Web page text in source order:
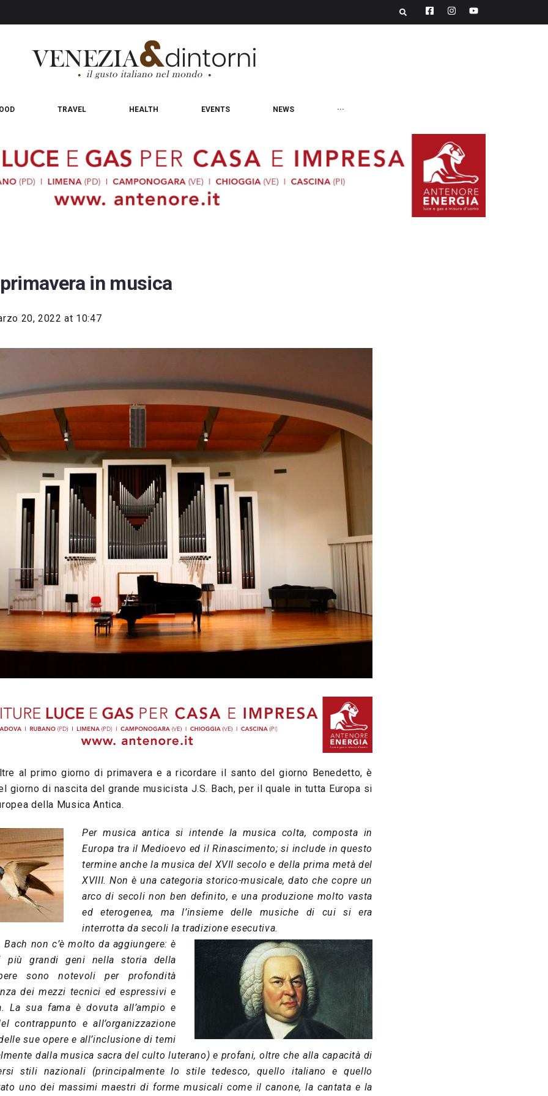
TRAVEL HEALTH EVENTS NEWS ···
in musica
20, 2022 at 10:47
al primo giorno di primavera e a ricordare il santo del giorno Benedetto, è
giorno di nascita del grande musicista J.S. Bach, per il quale in tutta Europa si
della Musica Antica.
Per musica antica si intende la musica colta, composta in
Europa tra il Medioevo ed il Rinascimento; si include in questo
termine anche la musica del XVII secolo e della prima metà del
XVIII. Non è una categoria storico-musicale, dato che copre un
arco di secoli non ben definito, e una produzione molto vasta
ed eterogenea, ma l’insieme delle musiche di cui si era
interrotta da secoli la tradizione esecutiva.
non c’è molto da aggiungere: è
più grandi geni nella storia della
sono notevoli per profondità
dei mezzi tecnici ed espressivi e
La sua fama è dovuta all’ampio e
contrappunto e all’organizzazione
sue opere e all’inclusione di temi
dalla musica sacra del culto luterano) e profani, oltre che alla capacità di
stili nazionali (principalmente lo stile tedesco, quello italiano e quello
uno dei massimi maestri di forme musicali come il canone, la cantata e la